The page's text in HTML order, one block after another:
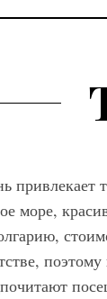
море,
брюк